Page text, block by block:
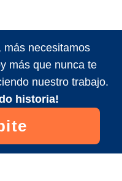
más necesitamos
más que nunca te
nuestro trabajo.
historia!